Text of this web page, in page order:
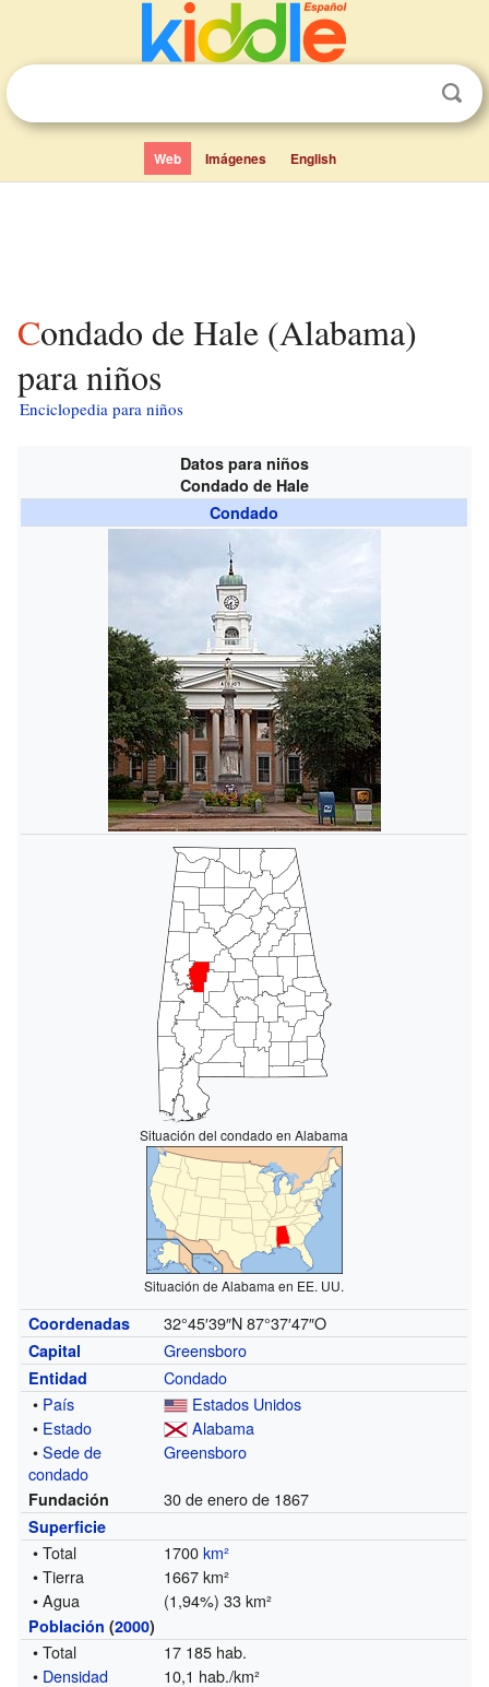
Web Imágenes English
Condado de Hale (Alabama)
para niños
Enciclopedia para niños
Datos para niños
Condado de Hale
Condado
Situación del condado en Alabama
Situación de Alabama en EE. UU.
Coordenadas 32°45′39″N 87°37′47″O
Capital Greensboro
Entidad
Condado
• País
Estados Unidos
• Estado
Alabama
•Sede de
condado
Greensboro
Fundación 30 de enero de 1867
Superficie
• Total 1700km²
• Tierra
1667 km²
• Agua
(1,94%) 33 km²
Población (2000)
• Total
17 185 hab.
• Densidad 10,1 hab./km²